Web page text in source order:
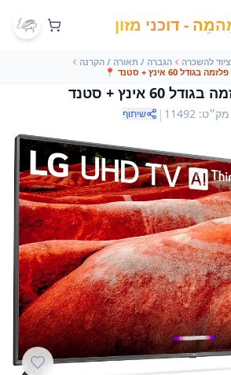
- דוכני מזון
ציוד להשכרה
הגברה / תאורה / הקרנה
בגודל 60 אינץ + סטנד
📍
60 אינץ + סטנד
מק״ט:
11492
| שיתוף